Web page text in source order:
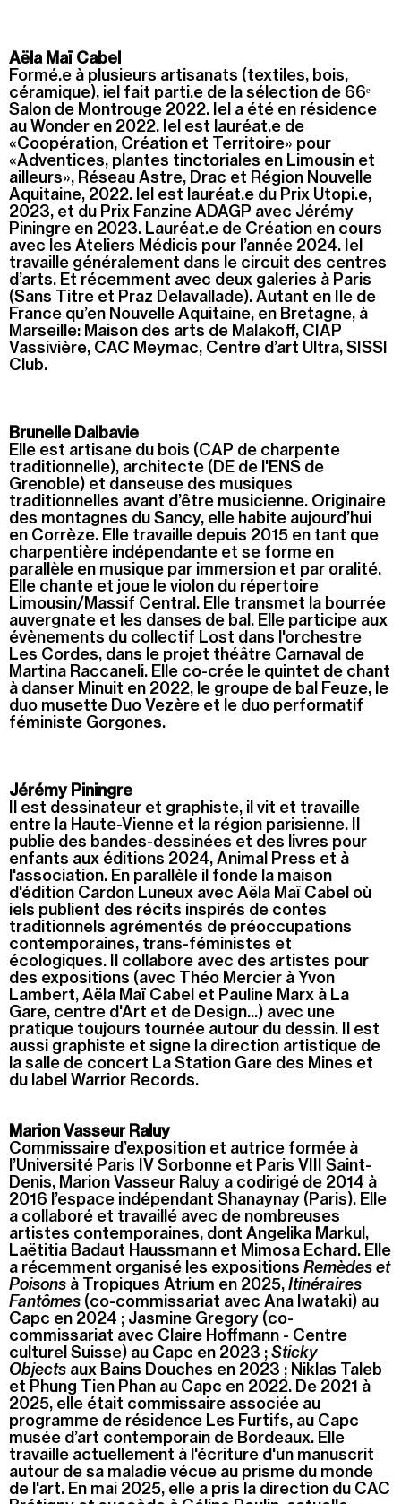
Aëla Maï Cabel
Formé.e à plusieurs artisanats (textiles, bois,
céramique), iel fait parti.e de la sélection de 66ᵉ
Salon de Montrouge 2022. Iel a été en résidence
au Wonder en 2022. Iel est lauréat.e de
«Coopération, Création et Territoire» pour
«Adventices, plantes tinctoriales en Limousin et
ailleurs», Réseau Astre, Drac et Région Nouvelle
Aquitaine, 2022. Iel est lauréat.e du Prix Utopi.e,
2023, et du Prix Fanzine ADAGP avec Jérémy
Piningre en 2023. Lauréat.e de Création en cours
avec les Ateliers Médicis pour l’année 2024. Iel
travaille généralement dans le circuit des centres
d’arts. Et récemment avec deux galeries à Paris
(Sans Titre et Praz Delavallade). Autant en Ile de
France qu’en Nouvelle Aquitaine, en Bretagne, à
Marseille: Maison des arts de Malakoff, CIAP
Vassivière, CAC Meymac, Centre d’art Ultra, SISSI
Club.
Brunelle Dalbavie
Elle est artisane du bois (CAP de charpente
traditionnelle), architecte (DE de l'ENS de
Grenoble) et danseuse des musiques
traditionnelles avant d’être musicienne. Originaire
des montagnes du Sancy, elle habite aujourd’hui
en Corrèze. Elle travaille depuis 2015 en tant que
charpentière indépendante et se forme en
parallèle en musique par immersion et par oralité.
Elle chante et joue le violon du répertoire
Limousin/Massif Central. Elle transmet la bourrée
auvergnate et les danses de bal. Elle participe aux
évènements du collectif Lost dans l'orchestre
Les Cordes, dans le projet théâtre Carnaval de
Martina Raccaneli. Elle co-crée le quintet de chant
à danser Minuit en 2022, le groupe de bal Feuze, le
duo musette Duo Vezère et le duo performatif
féministe Gorgones.
Jérémy Piningre
Il est dessinateur et graphiste, il vit et travaille
entre la Haute-Vienne et la région parisienne. Il
publie des bandes-dessinées et des livres pour
enfants aux éditions 2024, Animal Press et à
l'association. En parallèle il fonde la maison
d'édition Cardon Luneux avec Aëla Maï Cabel où
iels publient des récits inspirés de contes
traditionnels agrémentés de préoccupations
contemporaines, trans-féministes et
écologiques. Il collabore avec des artistes pour
des expositions (avec Théo Mercier à Yvon
Lambert, Aëla Maï Cabel et Pauline Marx à La
Gare, centre d'Art et de Design...) avec une
pratique toujours tournée autour du dessin. Il est
aussi graphiste et signe la direction artistique de
la salle de concert La Station Gare des Mines et
du label Warrior Records.
Marion Vasseur Raluy
Commissaire d’exposition et autrice formée à
l’Université Paris IV Sorbonne et Paris VIII Saint-
Denis, Marion Vasseur Raluy a codirigé de 2014 à
2016 l’espace indépendant Shanaynay (Paris). Elle
a collaboré et travaillé avec de nombreuses
artistes contemporaines, dont Angelika Markul,
Laëtitia Badaut Haussmann et Mimosa Echard. Elle
a récemment organisé les expositions Remèdes et
Poisons à Tropiques Atrium en 2025,Itinéraires
Fantômes (co-commissariat avec Ana Iwataki) au
Capc en 2024 ; Jasmine Gregory (co-
commissariat avec Claire Hoffmann - Centre
culturel Suisse) au Capc en 2023 ;Sticky
Objects aux Bains Douches en 2023 ; Niklas Taleb
et Phung Tien Phan au Capc en 2022. De 2021 à
2025, elle était commissaire associée au
programme de résidence Les Furtifs, au Capc
musée d’art contemporain de Bordeaux. Elle
travaille actuellement à l'écriture d'un manuscrit
autour de sa maladie vécue au prisme du monde
de l'art. En mai 2025, elle a pris la direction du CAC